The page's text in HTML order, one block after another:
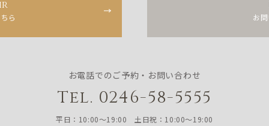
ら お
お電話でのご予約・お問い合わせ
Tel. 0246-58-5555
平日：10:00〜19:00 土日祝：10:00〜19:00